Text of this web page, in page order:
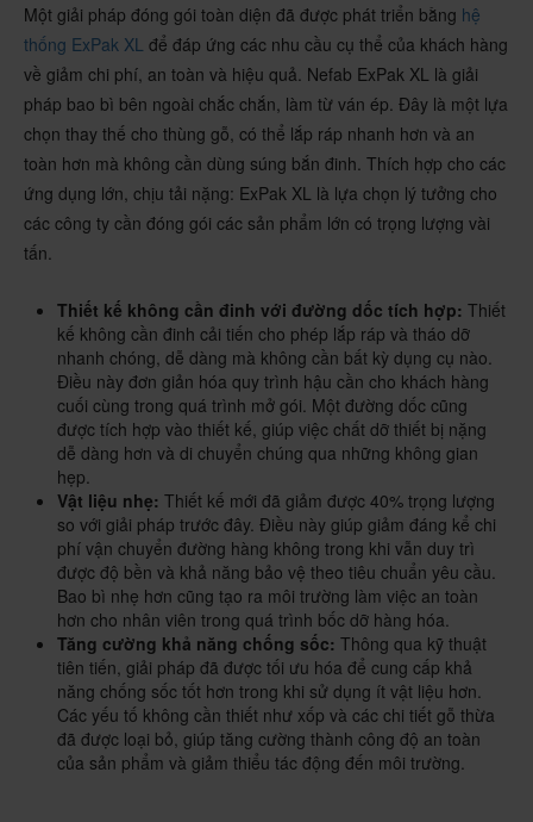
Một giải pháp đóng gói toàn diện đã được phát triển bằng hệ
thống ExPak XL để đáp ứng các nhu cầu cụ thể của khách hàng
về giảm chi phí, an toàn và hiệu quả. Nefab ExPak XL là giải
pháp bao bì bên ngoài chắc chắn, làm từ ván ép. Đây là một lựa
chọn thay thế cho thùng gỗ, có thể lắp ráp nhanh hơn và an
toàn hơn mà không cần dùng súng bắn đinh. Thích hợp cho các
ứng dụng lớn, chịu tải nặng: ExPak XL là lựa chọn lý tưởng cho
các công ty cần đóng gói các sản phẩm lớn có trọng lượng vài
tấn.
Thiết kế không cần đinh với đường dốc tích hợp: Thiết
kế không cần đinh cải tiến cho phép lắp ráp và tháo dỡ
nhanh chóng, dễ dàng mà không cần bất kỳ dụng cụ nào.
Điều này đơn giản hóa quy trình hậu cần cho khách hàng
cuối cùng trong quá trình mở gói. Một đường dốc cũng
được tích hợp vào thiết kế, giúp việc chất dỡ thiết bị nặng
dễ dàng hơn và di chuyển chúng qua những không gian
hẹp.
Vật liệu nhẹ: Thiết kế mới đã giảm được 40% trọng lượng
so với giải pháp trước đây. Điều này giúp giảm đáng kể chi
phí vận chuyển đường hàng không trong khi vẫn duy trì
được độ bền và khả năng bảo vệ theo tiêu chuẩn yêu cầu.
Bao bì nhẹ hơn cũng tạo ra môi trường làm việc an toàn
hơn cho nhân viên trong quá trình bốc dỡ hàng hóa.
Tăng cường khả năng chống sốc: Thông qua kỹ thuật
tiên tiến, giải pháp đã được tối ưu hóa để cung cấp khả
năng chống sốc tốt hơn trong khi sử dụng ít vật liệu hơn.
Các yếu tố không cần thiết như xốp và các chi tiết gỗ thừa
đã được loại bỏ, giúp tăng cường thành công độ an toàn
của sản phẩm và giảm thiểu tác động đến môi trường.